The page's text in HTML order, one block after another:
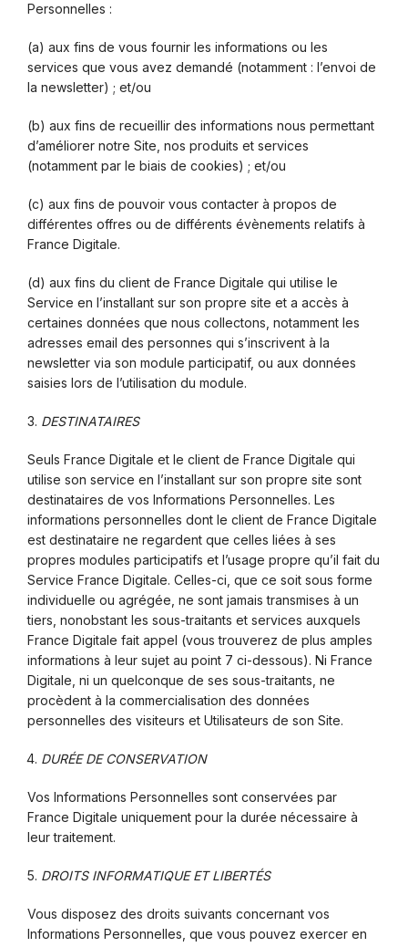
Personnelles :
(a) aux fins de vous fournir les informations ou les
services que vous avez demandé (notamment : l’envoi de
la newsletter) ; et/ou
(b) aux fins de recueillir des informations nous permettant
d’améliorer notre Site, nos produits et services
(notamment par le biais de cookies) ; et/ou
(c) aux fins de pouvoir vous contacter à propos de
différentes offres ou de différents évènements relatifs à
France Digitale.
(d) aux fins du client de France Digitale qui utilise le
Service en l’installant sur son propre site et a accès à
certaines données que nous collectons, notamment les
adresses email des personnes qui s’inscrivent à la
newsletter via son module participatif, ou aux données
saisies lors de l’utilisation du module.
DESTINATAIRES
Seuls France Digitale et le client de France Digitale qui
utilise son service en l’installant sur son propre site sont
destinataires de vos Informations Personnelles. Les
informations personnelles dont le client de France Digitale
est destinataire ne regardent que celles liées à ses
propres modules participatifs et l’usage propre qu’il fait du
Service France Digitale. Celles-ci, que ce soit sous forme
individuelle ou agrégée, ne sont jamais transmises à un
tiers, nonobstant les sous-traitants et services auxquels
France Digitale fait appel (vous trouverez de plus amples
informations à leur sujet au point 7 ci-dessous). Ni France
Digitale, ni un quelconque de ses sous-traitants, ne
procèdent à la commercialisation des données
personnelles des visiteurs et Utilisateurs de son Site.
DURÉE DE CONSERVATION
Vos Informations Personnelles sont conservées par
France Digitale uniquement pour la durée nécessaire à
leur traitement.
DROITS INFORMATIQUE ET LIBERTÉS
Vous disposez des droits suivants concernant vos
Informations Personnelles, que vous pouvez exercer en